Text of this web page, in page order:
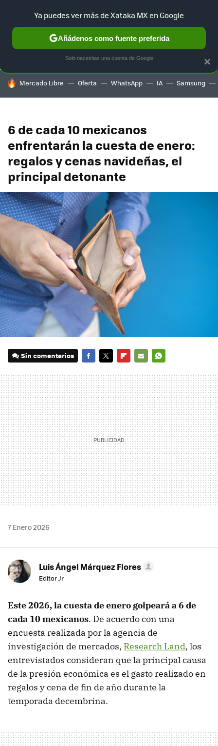
SELECCIÓN GAMING HOME AUTO TERRITORIO
HOY SE HABLA DE
Mercado Libre Oferta WhatsApp IA Samsung
6 de cada 10 mexicanos
enfrentarán la cuesta de enero:
regalos y cenas navideñas, el
principal detonante
Sin comentarios
MAIL
7 Enero 2026
Luis Ángel Márquez Flores
Editor Jr
Este 2026, la cuesta de enero golpeará a 6 de
cada 10 mexicanos. De acuerdo con una
encuesta realizada por la agencia de
investigación de mercados, Research Land, los
entrevistados consideran que la principal causa
de la presión económica es el gasto realizado en
regalos y cena de fin de año durante la
temporada decembrina.
×
Ya puedes ver más de Xataka MX en Google
Añádenos como fuente preferida
Solo necesitas una cuenta de Google